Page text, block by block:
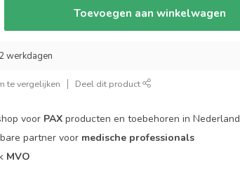
Toevoegen aan winkelwagen
werkdagen
te vergelijken Deel dit product
voor PAX producten en toebehoren in Nederland
partner voor medische professionals
MVO